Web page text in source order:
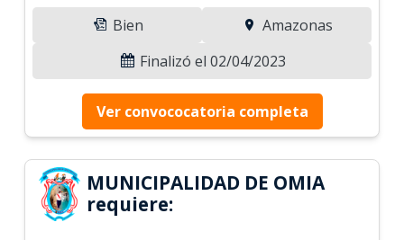
Bien
Amazonas
Finalizó el 02/04/2023
Ver convococatoria completa
MUNICIPALIDAD DE OMIA
requiere: